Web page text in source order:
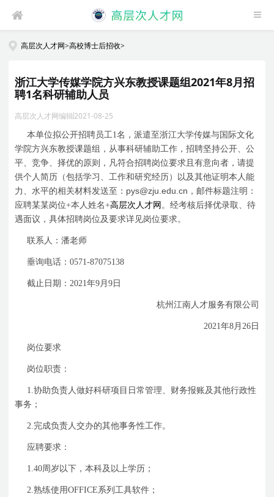
高层次人才网>高校博士后招收>
浙江大学传媒学院方兴东教授课题组2021年8月招
聘1名科研辅助人员
高层次人才网编辑2021-08-25
本单位拟公开招聘员工1名，派遣至浙江大学传媒与国际文化
学院方兴东教授课题组，从事科研辅助工作，招聘坚持公开、公
平、竞争、择优的原则，凡符合招聘岗位要求且有意向者，请提
供个人简历（包括学习、工作和研究经历）以及其他证明本人能
力、水平的相关材料发送至： pys@zju.edu.cn ，邮件标题注明：
应聘某某岗位+本人姓名+高层次人才网 。经考核后择优录取、待
遇面议，具体招聘岗位及要求详见岗位要求。
联系人：潘老师
垂询电话：0571-87075138
截止日期： 2021年9 月9日
杭州江南人才服务有限公司
2021年8月 26日
岗位要求
岗位职责：
1.协助负责人做好科研项目日常管理、财务报账及其他行政性
事务；
2. 完成负责人交办的其他事务性工作。
应聘要求：
1.40周岁以下，本科及以上学历；
2.熟练使用OFFICE系列工具软件；